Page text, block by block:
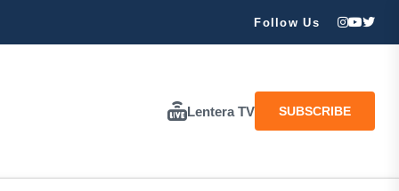
Follow Us
Lentera TV SUBSCRIBE